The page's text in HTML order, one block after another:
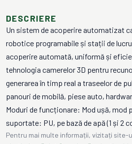
DESCRIERE
Un sistem de acoperire automatizat
robotice programabile și stații de
acoperire automată, uniformă și
tehnologia camerelor 3D pentru
generarea în timp real a traseelor de
panouri de mobilă, piese auto,
Moduri de funcționare: Mod ușă, mod
suportate: PU, pe bază de apă (1 și 2
Pentru mai multe informații, vizitați site-